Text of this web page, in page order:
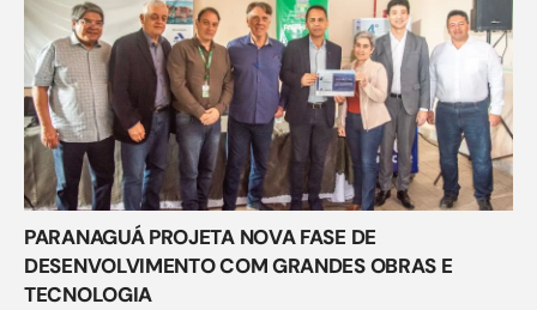
PARANAGUÁ PROJETA NOVA FASE DE
DESENVOLVIMENTO COM GRANDES OBRAS E
TECNOLOGIA